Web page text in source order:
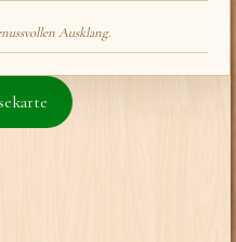
Ausklang.